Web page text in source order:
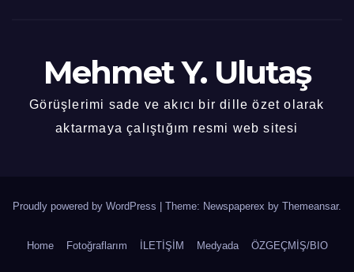
Mehmet Y. Ulutaş
Görüşlerimi sade ve akıcı bir dille özet olarak
aktarmaya çalıştığım resmi web sitesi
Proudly powered by WordPress Theme: Newspaperex by Themeansar.
Home Fotoğraflarım İLETİŞİM Medyada ÖZGEÇMİŞ/BIO